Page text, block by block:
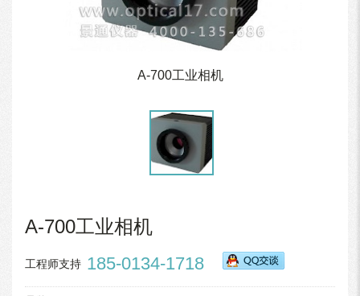
A-700工业相机
A-700工业相机
工程师支持 185-0134-1718